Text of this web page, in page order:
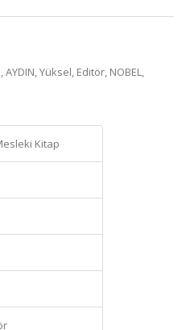
AYDIN, Yüksel, Editör, NOBEL,
Kitap